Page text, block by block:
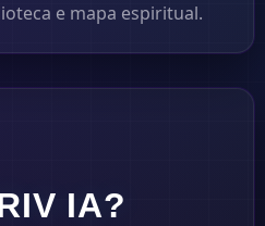
e mapa espiritual.
IA?